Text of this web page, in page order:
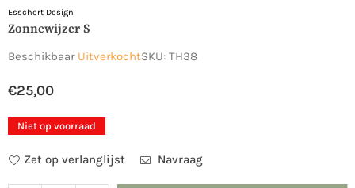
Esschert Design
Zonnewijzer S
Beschikbaar UitverkochtSKU: TH38
Normale
prijs
€25,00
Niet op voorraad
Zet op verlanglijst Navraag